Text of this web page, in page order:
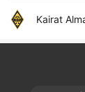
Kairat